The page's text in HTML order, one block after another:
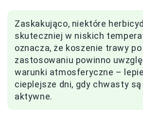
Zaskakująco, niektóre
skuteczniej w niskich
oznacza, że koszenie trawy
zastosowaniu powinno
warunki atmosferyczne –
cieplejsze dni, gdy chwasty
aktywne.